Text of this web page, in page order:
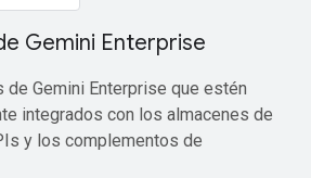
Gemini Enterprise
de Gemini Enterprise que estén
integrados con los almacenes de
y los complementos de